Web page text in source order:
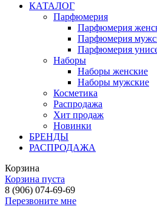
КАТАЛОГ
Парфюмерия
Парфюмерия
Парфюмерия
Парфюмерия
Наборы
Наборы женские
Наборы мужские
Косметика
Распродажа
Хит продаж
Новинки
БРЕНДЫ
РАСПРОДАЖА
Корзина
Корзина пуста
8 (906) 074-69-69
Перезвоните мне